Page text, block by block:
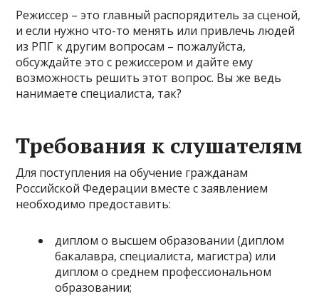
Режиссер – это главный распорядитель за сценой,
и если нужно что-то менять или привлечь людей
из РПГ к другим вопросам – пожалуйста,
обсуждайте это с режиссером и дайте ему
возможность решить этот вопрос. Вы же ведь
нанимаете специалиста, так?
Требования к слушателям
Для поступления на обучение гражданам
Российской Федерации вместе с заявлением
необходимо предоставить:
диплом о высшем образовании (диплом
бакалавра, специалиста, магистра) или
диплом о среднем профессиональном
образовании;